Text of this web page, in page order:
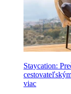
Staycation:
viac